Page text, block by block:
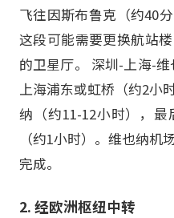
飞往因斯布鲁克（约40
这段可能需要更换航站
的卫星厅。 深圳-上海-
上海浦东或虹桥（约2小
纳（约11-12小时），
（约1小时）。维也纳
完成。
2. 经欧洲枢纽中转